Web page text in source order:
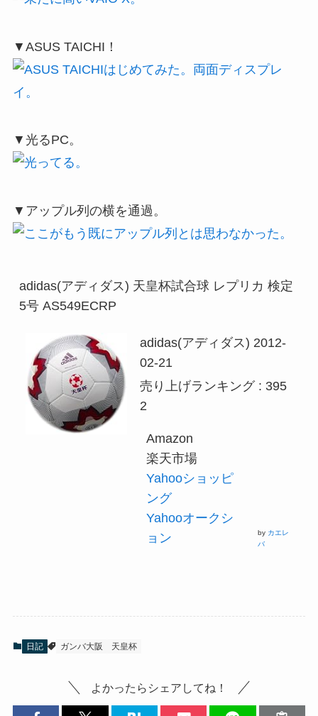
▼ASUS TAICHI！
▼光るPC。
▼アップル列の横を通過。
adidas(アディダス) 天皇杯試合球 レプリカ 検定
5号 AS549ECRP
adidas(アディダス) 2012-
02-21
売り上げランキング : 395
2
Amazon
楽天市場
Yahooショッピ
ング
Yahooオークシ
ョン
by カエレ
バ
日記 ガンバ大阪 天皇杯
よかったらシェアしてね！